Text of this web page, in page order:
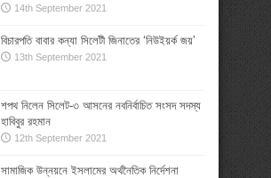
14th September 2021
বিচারপতি বাবার কন্যা সিলেটী জিনাতের ‘নিউইয়র্ক জয়’
13th September 2021
শপথ নিলেন সিলেট-৩ আসনের নবনির্বাচিত সংসদ সদস্য
হাবিবুর রহমান
12th September 2021
সামাজিক উন্নয়নে ইসলামের অর্থনৈতিক নির্দেশনা